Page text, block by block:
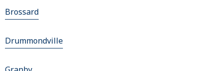
Brossard
Drummondville